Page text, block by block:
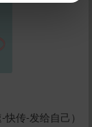
传-发给自己）